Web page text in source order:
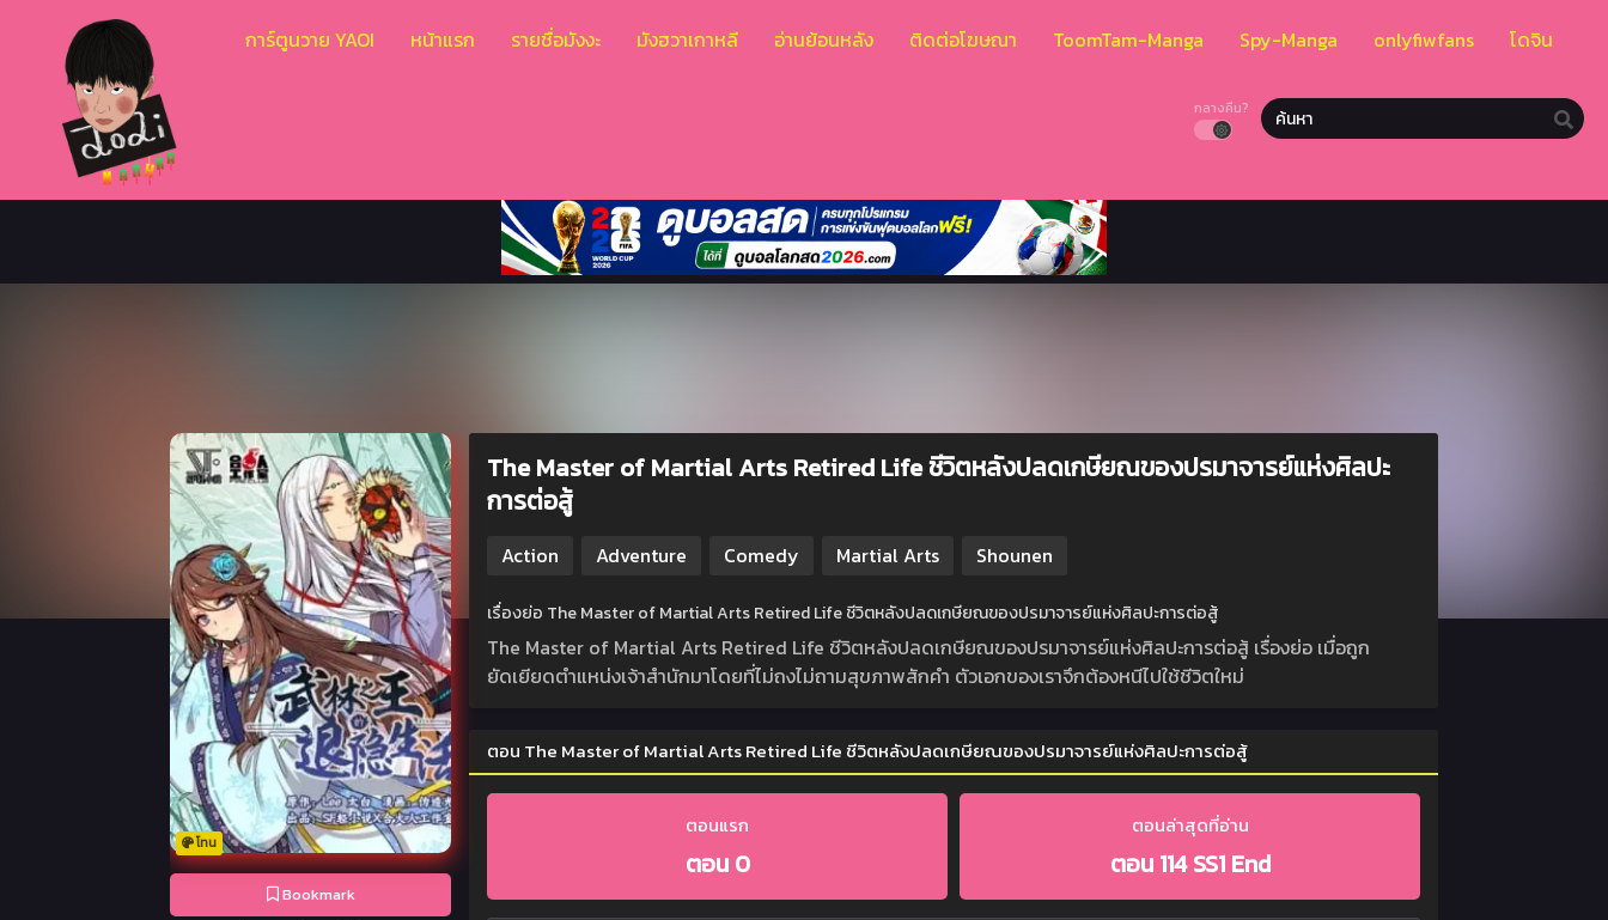
การ์ตูนวาย YAOI หน้าแรก รายชื่อมังงะ มังฮวาเกาหลี อ่านย้อนหลัง ติดต่อโฆษณา ToomTam-Manga Spy-Manga onlyfiwfans โดจิน
กลางคืน?
โทน
Bookmark
The Master of Martial Arts Retired Life ชีวิตหลังปลดเกษียณของปรมาจารย์แห่งศิลปะ
การต่อสู้
Action Adventure Comedy Martial Arts Shounen
เรื่องย่อ The Master of Martial Arts Retired Life ชีวิตหลังปลดเกษียณของปรมาจารย์แห่งศิลปะการต่อสู้
The Master of Martial Arts Retired Life ชีวิตหลังปลดเกษียณของปรมาจารย์แห่งศิลปะการต่อสู้ เรื่องย่อ เมื่อถูก
ยัดเยียดตำแหน่งเจ้าสำนักมาโดยที่ไม่ถงไม่ถามสุขภาพสักคำ ตัวเอกของเราจึกต้องหนีไปใช้ชีวิตใหม่
ตอน The Master of Martial Arts Retired Life ชีวิตหลังปลดเกษียณของปรมาจารย์แห่งศิลปะการต่อสู้
ตอนแรก
ตอน 0
ตอนล่าสุดที่อ่าน
ตอน 114 SS1 End